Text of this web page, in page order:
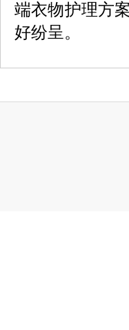
端衣物护理方
好纷呈。